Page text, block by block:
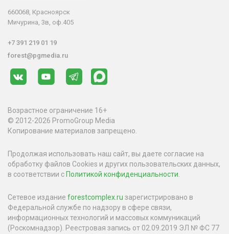
660068, Красноярск
Мичурина, 3в, оф.405
+7 391 219 01 19
forest@pgmedia.ru
Возрастное ограничение 16+
© 2012-2026 PromoGroup Media
Копирование материалов запрещено.
Продолжая использовать наш сайт, вы даете согласие на
обработку файлов Cookies и других пользовательских данных,
в соответствии с Политикой конфиденциальности.
Сетевое издание forestcomplex.ru зарегистрировано в
Федеральной службе по надзору в сфере связи,
информационных технологий и массовых коммуникаций
(Роскомнадзор). Реестровая запись от 02.09.2019 ЭЛ № ФС 77